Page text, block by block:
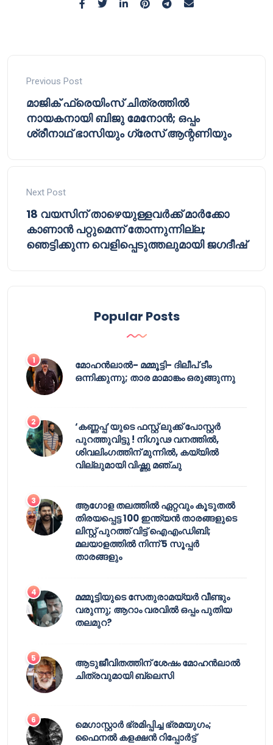
Previous Post
മാജിക് ഫ്രെയിംസ് ചിത്രത്തിൽ
നായകനായി ബിജു മേനോൻ; ഒപ്പം
ശ്രീനാഥ് ഭാസിയും ഗ്രേസ് ആന്റണിയും
Next Post
18 വയസിന് താഴെയുള്ളവർക്ക് മാർക്കോ
കാണാൻ പറ്റുമെന്ന് തോന്നുന്നില്ല;
ഞെട്ടിക്കുന്ന വെളിപ്പെടുത്തലുമായി ജഗദീഷ്
Popular Posts
മോഹൻലാൽ- മമ്മൂട്ടി- ദിലീപ് ടീം
ഒന്നിക്കുന്നു; താര മാമാങ്കം ഒരുങ്ങുന്നു
‘കണ്ണപ്പ’യുടെ ഫസ്റ്റ് ലുക്ക് പോസ്റ്റർ
പുറത്തുവിട്ടു ! നിഗൂഢ വനത്തിൽ,
ശിവലിംഗത്തിന് മുന്നിൽ, കയ്യിൽ
വില്ലുമായി വിഷ്ണു മഞ്ചു
ആഗോള തലത്തിൽ ഏറ്റവും കൂടുതൽ
തിരയപ്പെട്ട 100 ഇന്ത്യൻ താരങ്ങളുടെ
ലിസ്റ്റ് പുറത്ത് വിട്ട് ഐഎംഡിബി;
മലയാളത്തിൽ നിന്ന് 5 സൂപ്പർ
താരങ്ങളും
മമ്മൂട്ടിയുടെ സേതുരാമയ്യർ വീണ്ടും
വരുന്നു; ആറാം വരവിൽ ഒപ്പം പുതിയ
തലമുറ?
ആടുജീവിതത്തിന് ശേഷം മോഹൻലാൽ
ചിത്രവുമായി ബ്ലെസി
മെഗാസ്റ്റാർ ഭ്രമിപ്പിച്ച ഭ്രമയുഗം;
ഫൈനൽ കളക്ഷൻ റിപ്പോർട്ട്